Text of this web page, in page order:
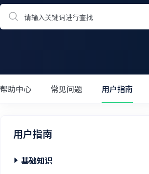
帮助中心 常见问题 用户指南
用户指南
基础知识